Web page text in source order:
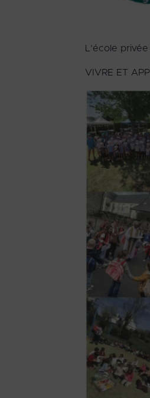
L’école
VIVRE ET